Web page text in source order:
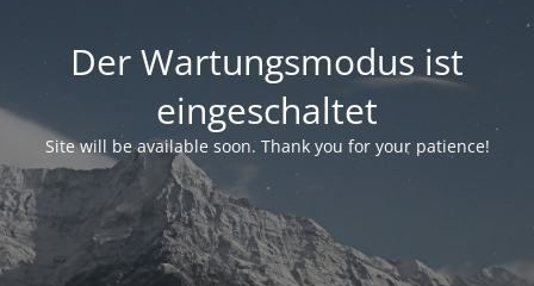
Der Wartungsmodus ist
eingeschaltet
Site will be available soon. Thank you for your patience!